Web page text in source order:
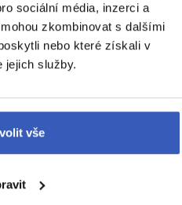
sociální média, inzerci a
zkombinovat s dalšími
nebo které získali v
jejich služby.
vše
volno, přesun na